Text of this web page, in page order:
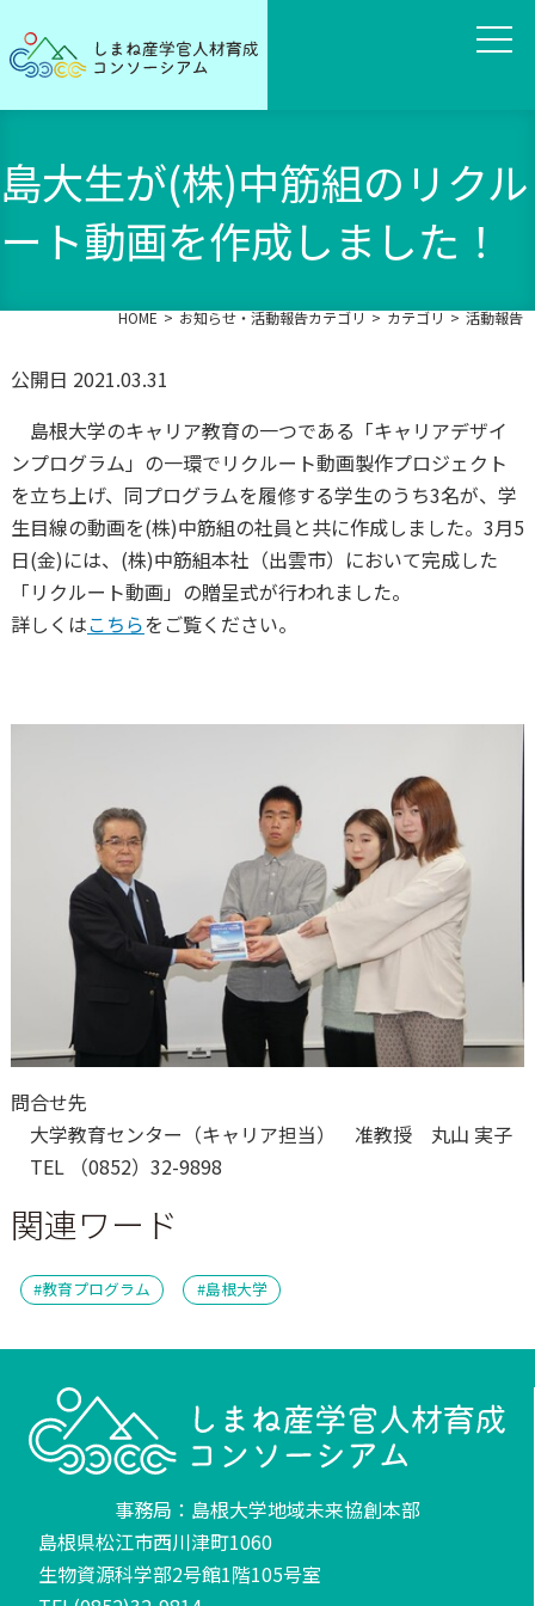
島大生が(株)中筋組のリクル
ート動画を作成しました！
HOME お知らせ・活動報告カテゴリ カテゴリ 活動報告
公開日 2021.03.31
島根大学のキャリア教育の一つである「キャリアデザイ
ンプログラム」の一環でリクルート動画製作プロジェクト
を立ち上げ、同プログラムを履修する学生のうち3名が、学
生目線の動画を(株)中筋組の社員と共に作成しました。3月5
日(金)には、(株)中筋組本社（出雲市）において完成した
「リクルート動画」の贈呈式が行われました。
詳しくはこちらをご覧ください。
問合せ先
大学教育センター（キャリア担当） 准教授 丸山 実子
TEL （0852）32-9898
関連ワード
教育プログラム 島根大学
事務局：島根大学地域未来協創本部
島根県松江市西川津町1060
生物資源科学部2号館1階105号室